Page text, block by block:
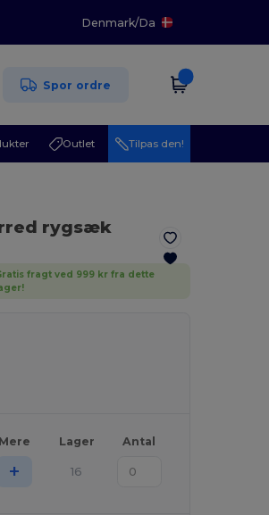
Denmark/Da
Spor ordre
Outlet Tilpas den!
rygsæk
fragt ved 999 kr fra dette
Mere Lager Antal
+ 16